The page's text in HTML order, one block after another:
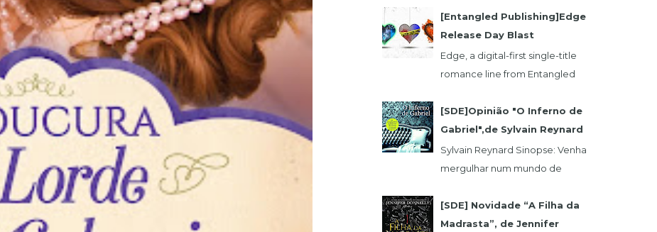
Uma última oportunidade para o
amor. P...
[Entangled Publishing]Edge
Release Day Blast
Edge, a digital-first single-title
romance line from Entangled
popular Select imprint but gives
its...
[SDE]Opinião "O Inferno de
Gabriel",de Sylvain Reynard
Sylvain Reynard Sinopse: Venha
mergulhar num mundo de
sem limites....
[SDE] Novidade “A Filha da
Madrasta”, de Jennifer